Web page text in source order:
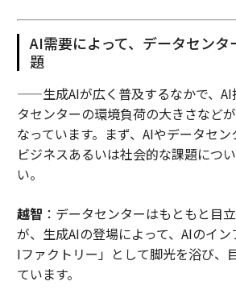
AI需要によって、データセンタ
題
——生成AIが広く普及するなかで、AI
タセンターの環境負荷の大きさなど
なっています。まず、AIやデータセン
ビジネスあるいは社会的な課題につ
い。
越智 ：データセンターはもともと目
が、生成AIの登場によって、AIのイ
Iファクトリー」として脚光を浴び、
ています。